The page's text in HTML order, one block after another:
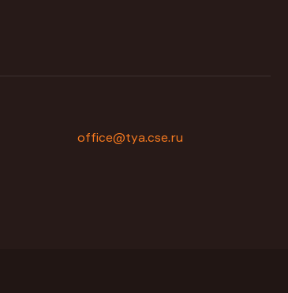
office@tya.cse.ru